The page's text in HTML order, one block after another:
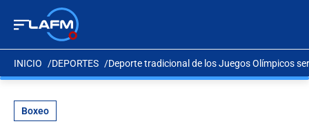
INICIO DEPORTES Deporte tradicional de los Juegos Olímpicos
Boxeo